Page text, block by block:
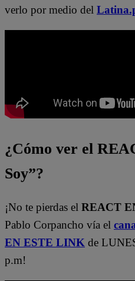
verlo por medio del
¿Cómo ver el
Soy”?
¡No te pierdas el REACT
Pablo Corpancho vía el
EN ESTE LINK de
p.m!